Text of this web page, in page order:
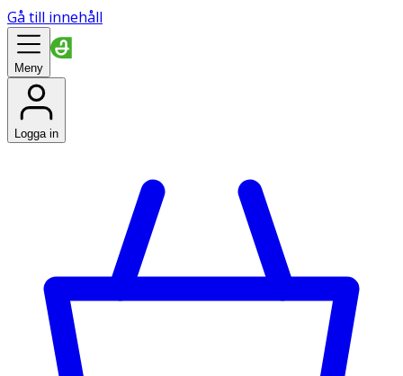
Gå till innehåll
Meny
Logga in